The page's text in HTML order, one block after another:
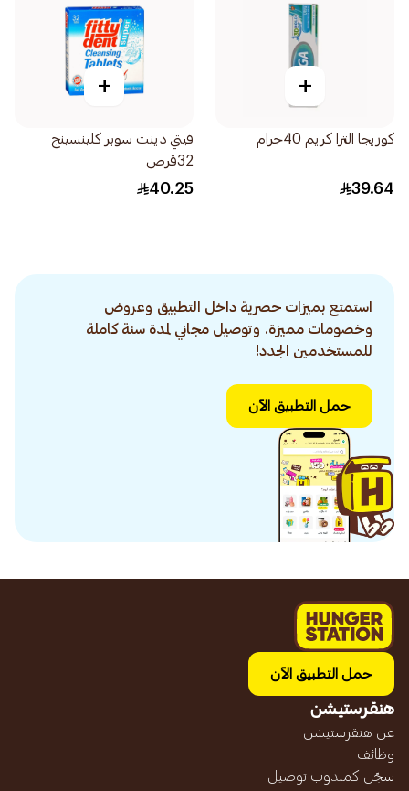
+
كوريجا الترا كريم 40جرام
39.64
+
فيتي دينت سوبر كلينسينج
32قرص
40.25
استمتع بميزات حصرية داخل التطبيق وعروض
وخصومات مميزة. وتوصيل مجاني لمدة سنة كاملة
للمستخدمين الجدد!
حمل التطبيق الآن
حمل التطبيق الآن
هنقرستيشن
عن هنقرستيشن
وظائف
سجّل كمندوب توصيل